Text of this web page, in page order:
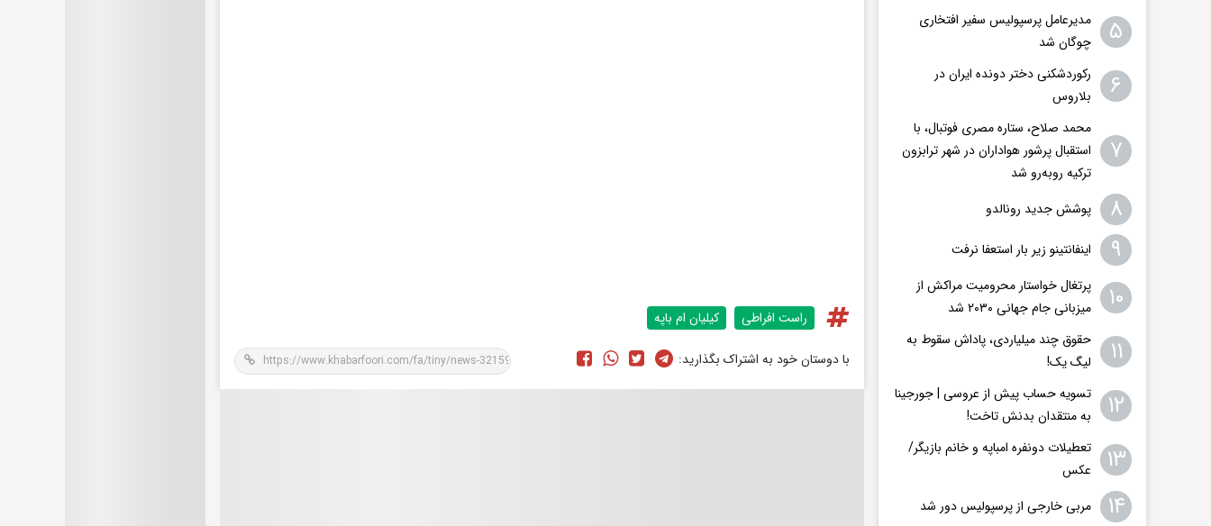
راست افراطی کیلیان ام باپه
با دوستان خود به اشتراک بگذارید:
۵
مدیرعامل پرسپولیس سفیر افتخاری
چوگان شد
۶
رکوردشکنی دختر دونده ایران در
بلاروس
۷
محمد صلاح، ستاره مصری فوتبال، با
استقبال پرشور هواداران در شهر ترابزون
ترکیه روبه‌رو شد
۸ پوشش جدید رونالدو
۹ اینفانتینو زیر بار استعفا نرفت
۱۰
پرتغال خواستار محرومیت مراکش از
میزبانی جام جهانی ۲۰۳۰ شد
۱۱
حقوق چند میلیاردی، پاداش سقوط به
لیگ یک!
۱۲
تسویه حساب پیش از عروسی | جورجینا
به منتقدان بدنش تاخت!
۱۳
تعطیلات دونفره امباپه و خانم بازیگر/
عکس
۱۴ مربی خارجی از پرسپولیس دور شد